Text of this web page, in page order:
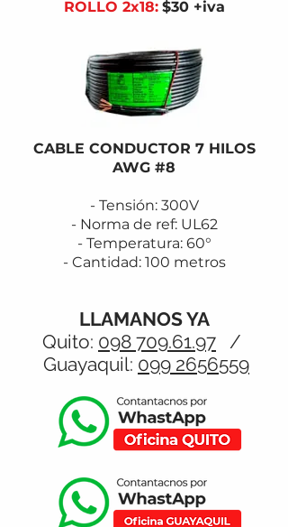
ROLLO 2x18: $30+iva
CABLE CONDUCTOR 7 HILOS
AWG #8
- Tensión: 300V
- Norma de ref: UL62
- Temperatura: 60°
- Cantidad: 100 metros
LLAMANOS YA
Quito: 098 709.61.97 /
Guayaquil: 099 2656559